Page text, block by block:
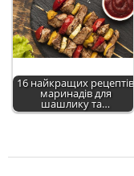
16 найкращих рецептів
маринадів для
шашлику та…